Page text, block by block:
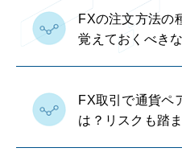
FXの注文方法の
覚えておくべき
FX取引で通貨ペ
は？リスクも踏